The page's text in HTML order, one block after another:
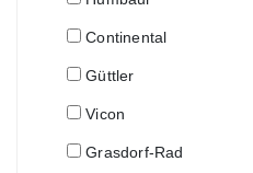
Continental
Güttler
Vicon
Grasdorf-Rad